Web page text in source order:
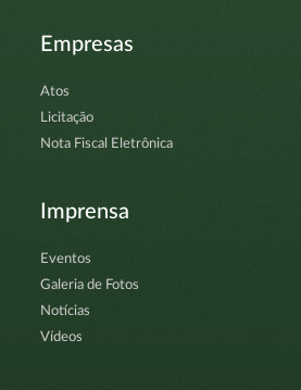
Empresas
Atos
Licitação
Nota Fiscal Eletrônica
Imprensa
Eventos
Galeria de Fotos
Notícias
Vídeos